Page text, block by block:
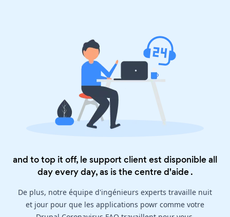
and to top it off, le support client est disponible all
day every day, as is thecentre d'aide.
De plus, notre équipe d'ingénieurs experts travaille nuit
et jour pour que les applications powr comme votre